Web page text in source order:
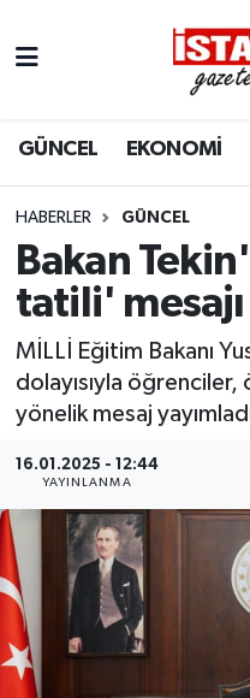
GÜNCEL EKONOMİ
HABERLER GÜNCEL
Bakan
tatili' mesajı
MİLLİ Eğitim Bakanı
dolayısıyla
yönelik mesaj
16.01.2025 - 12:44
YAYINLANMA
EKONOMİ
İSTANBUL
DÜNYA
SPOR
MAGAZİN
KÜLTÜR SANAT
SAĞLIK
BİLİM VE
OTOMOBİL
Nöbetçi Eczaneler
Hava Durumu
Trafik Durumu
Süper Lig Puan
Tüm Manşetler
Son Dakika
Haber Arşivi